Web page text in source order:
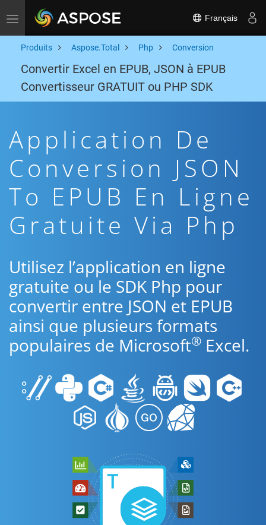
Toggle navigation Français
Produits Aspose.Total Php Conversion
Convertir Excel en EPUB, JSON à EPUB
Convertisseur GRATUIT ou PHP SDK
Application De
Conversion JSON
To EPUB En Ligne
Gratuite Via Php
Utilisez l’application en ligne
gratuite ou le SDK Php pour
convertir entre JSON et EPUB
ainsi que plusieurs formats
populaires de Microsoft® Excel.